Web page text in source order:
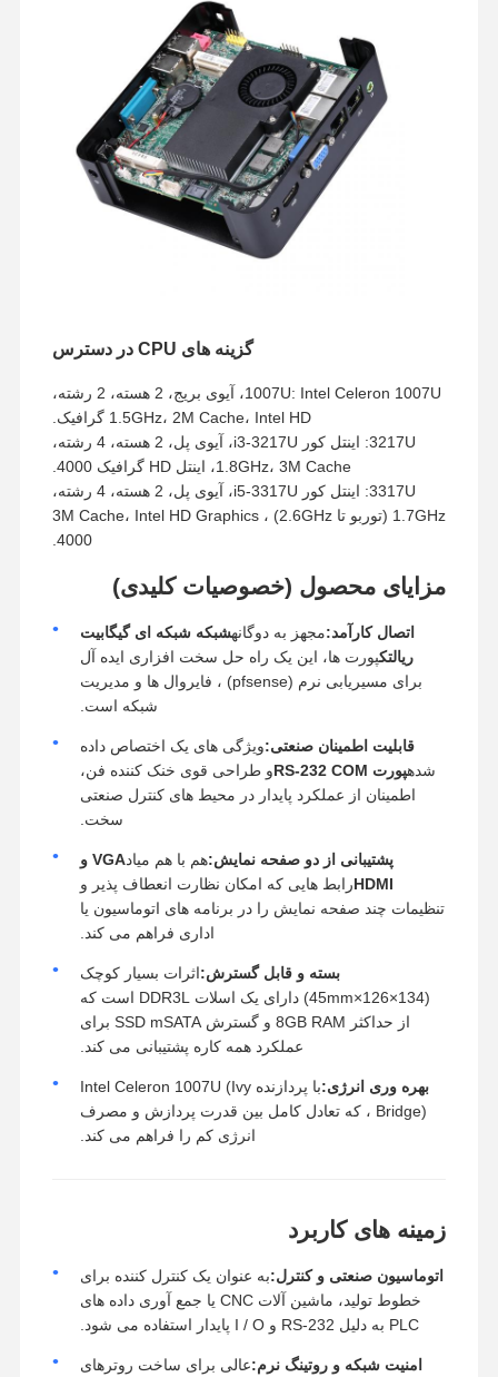
گزینه های CPU در دسترس
1007U: Intel Celeron 1007U، آیوی بریج، 2 هسته، 2 رشته،
1.5GHz، 2M Cache، Intel HD گرافیک.
3217U: اینتل کور i3-3217U، آیوی پل، 2 هسته، 4 رشته،
1.8GHz، 3M Cache، اینتل HD گرافیک 4000.
3317U: اینتل کور i5-3317U، آیوی پل، 2 هسته، 4 رشته،
1.7GHz (توربو تا 2.6GHz) ، 3M Cache، Intel HD Graphics
4000.
مزایای محصول (خصوصیات کلیدی)
اتصال کارآمد:مجهز به دوگانهشبکه شبکه ای گیگابیت
ریالتکپورت ها، این یک راه حل سخت افزاری ایده آل
برای مسیریابی نرم (pfsense) ، فایروال ها و مدیریت
شبکه است.
قابلیت اطمینان صنعتی:ویژگی های یک اختصاص داده
شدهپورت RS-232 COM
و طراحی قوی خنک کننده فن،
اطمینان از عملکرد پایدار در محیط های کنترل صنعتی
سخت.
پشتیبانی از دو صفحه نمایش:هم با هم مياد
VGA و
HDMIرابط هایی که امکان نظارت انعطاف پذیر و
تنظیمات چند صفحه نمایش را در برنامه های اتوماسیون یا
اداری فراهم می کند.
بسته و قابل گسترش:اثرات بسیار کوچک
(
134
×
126
×
45mm
) دارای یک اسلات DDR3L است که
از حداکثر 8GB RAM و گسترش SSD mSATA برای
عملکرد همه کاره پشتیبانی می کند.
بهره وری انرژی:
با پردازنده Intel Celeron 1007U (Ivy
Bridge) ، که تعادل کامل بین قدرت پردازش و مصرف
انرژی کم را فراهم می کند.
زمینه های کاربرد
اتوماسیون صنعتی و کنترل:به عنوان یک کنترل کننده برای
خطوط تولید، ماشین آلات CNC یا جمع آوری داده های
PLC به دلیل RS-232 و I / O پایدار استفاده می شود.
امنیت شبکه و روتینگ نرم:عالی برای ساخت روترهای